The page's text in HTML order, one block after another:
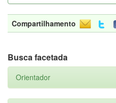
Compartilhamento
Busca facetada
Orientador